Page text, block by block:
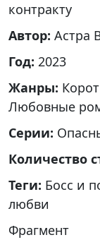
контракту
Автор: Астра
Год: 2023
Жанры:
Любовные
Серии:
Количество
Теги: Босс и
любви
Фрагмент